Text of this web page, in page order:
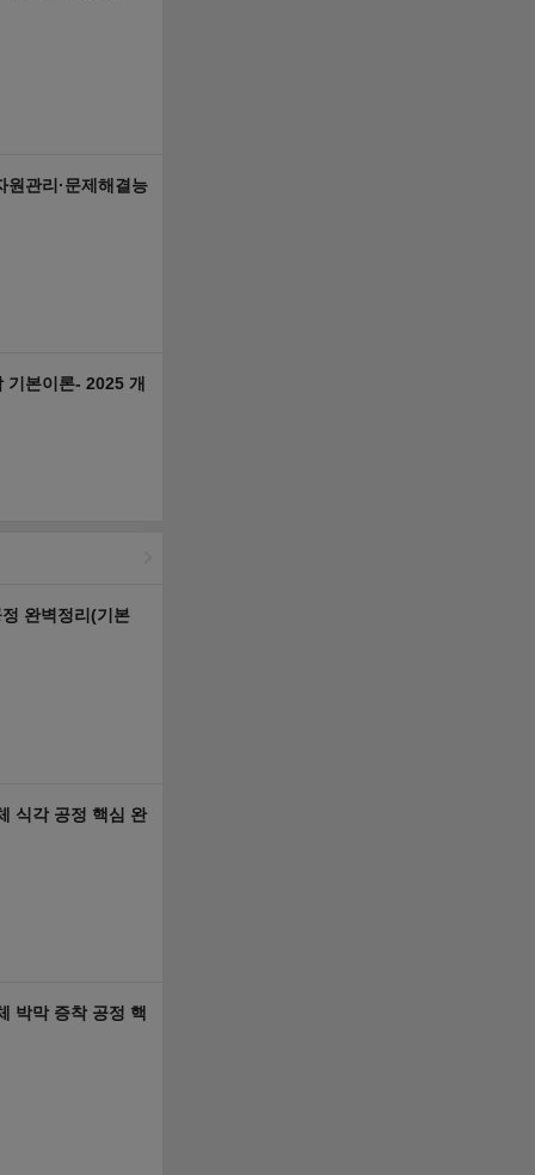
관리·문제해결능
기본이론- 2025 개
완벽정리(기본
식각 공정 핵심 완
박막 증착 공정 핵